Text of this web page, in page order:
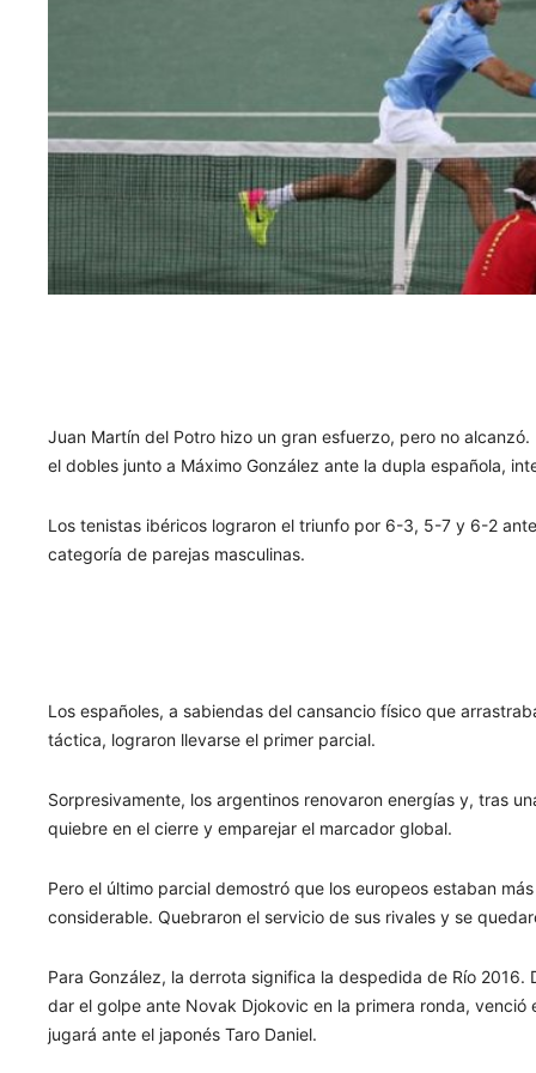
Juan Martín del Potro hizo un gran esfuerzo, pero no
el dobles junto a Máximo González ante la dupla española,
Los tenistas ibéricos lograron el triunfo por 6-3, 5-7 y 6-2
categoría de parejas masculinas.
Los españoles, a sabiendas del cansancio físico que
táctica, lograron llevarse el primer parcial.
Sorpresivamente, los argentinos renovaron energías y, tras
quiebre en el cierre y emparejar el marcador global.
Pero el último parcial demostró que los europeos estaban
considerable. Quebraron el servicio de sus rivales y se
Para González, la derrota significa la despedida de Río
dar el golpe ante Novak Djokovic en la primera ronda,
jugará ante el japonés Taro Daniel.